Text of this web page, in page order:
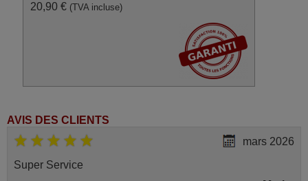
20,90 € (TVA incluse)
AVIS DES CLIENTS
mars 2026
Super Service